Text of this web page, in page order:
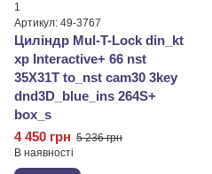
1
Артикул: 49-3767
Циліндр Mul-T-Lock din_kt
xp Interactive+ 66 nst
35X31T to_nst cam30 3key
dnd3D_blue_ins 264S+
box_s
4 450 грн 5 236 грн
В наявності